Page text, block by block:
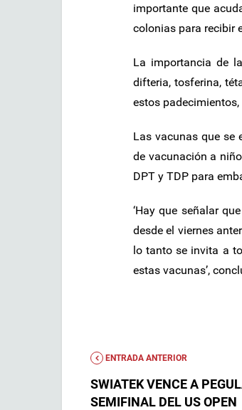
importante que
colonias para recibir
La importancia de
difteria, tosferina,
estos padecimientos,
Las vacunas que se
de vacunación a
DPT y TDP para
‘Hay que señalar
desde el viernes
lo tanto se invita a
estas vacunas’,
ENTRADA ANTERIOR
SWIATEK VENCE A
SEMIFINAL DEL US OPEN